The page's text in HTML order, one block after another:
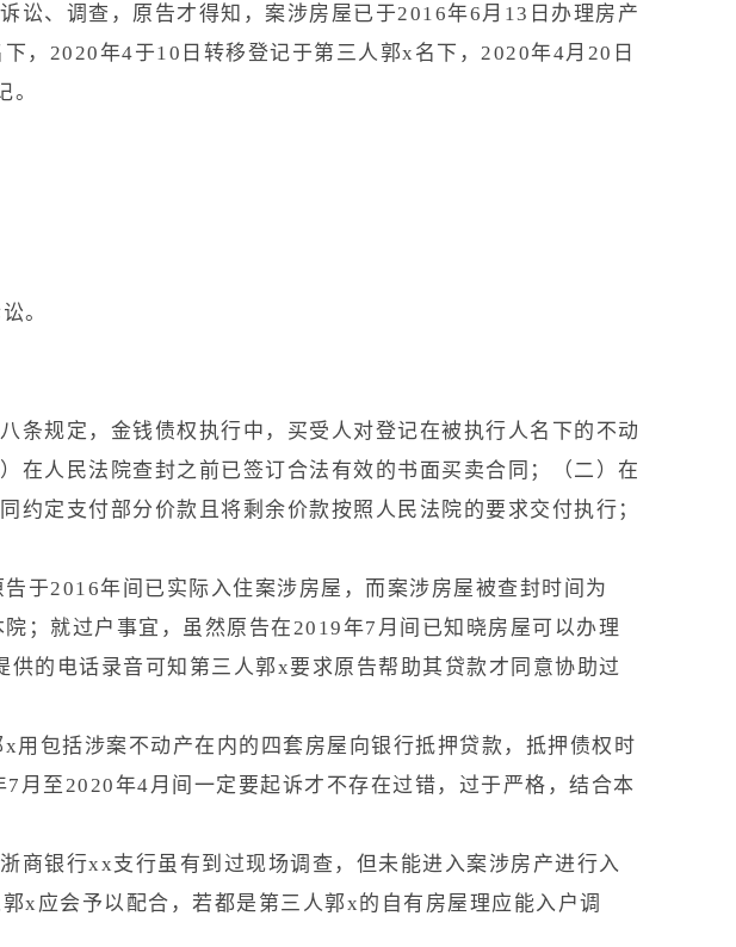
讼、调查，原告才得知，案涉房屋已于2016年6月13日办理房产
，2020年4于10日转移登记于第三人郭x名下，2020年4月20日
。
。
条规定，金钱债权执行中，买受人对登记在被执行人名下的不动
在人民法院查封之前已签订合法有效的书面买卖合同；（二）在
定支付部分价款且将剩余价款按照人民法院的要求交付执行；
于2016年间已实际入住案涉房屋，而案涉房屋被查封时间为
；就过户事宜，虽然原告在2019年7月间已知晓房屋可以办理
的电话录音可知第三人郭x要求原告帮助其贷款才同意协助过
包括涉案不动产在内的四套房屋向银行抵押贷款，抵押债权时
月至2020年4月间一定要起诉才不存在过错，过于严格，结合本
商银行xx支行虽有到过现场调查，但未能进入案涉房产进行入
x应会予以配合，若都是第三人郭x的自有房屋理应能入户调